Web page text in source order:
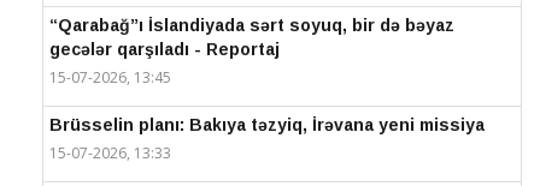
“Qarabağ”ı İslandiyada sərt soyuq, bir də bəyaz
gecələr qarşıladı - Reportaj
15-07-2026, 13:45
Brüsselin planı: Bakıya təzyiq, İrəvana yeni missiya
15-07-2026, 13:33